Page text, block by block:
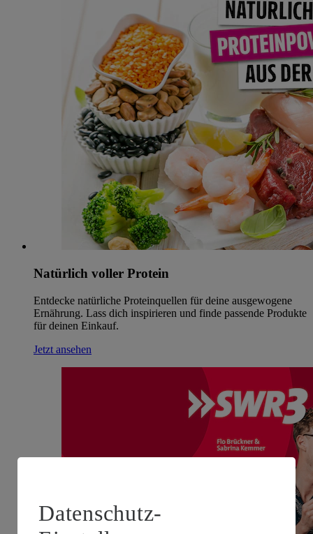
Natürlich voller Protein
Entdecke natürliche Proteinquellen für deine ausgewogene
Ernährung. Lass dich inspirieren und finde passende Produkte
für deinen Einkauf.
Jetzt ansehen
Datenschutz-